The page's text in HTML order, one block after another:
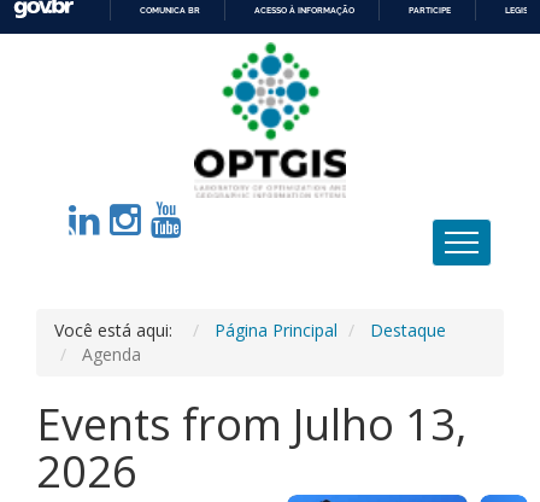
IR
PARA
O
CONTEÚDO
COMUNICA BR ACESSO À INFORMAÇÃO PARTICIPE
Você está aqui: Página Principal
Destaque
Agenda
Events from Julho 13,
2026